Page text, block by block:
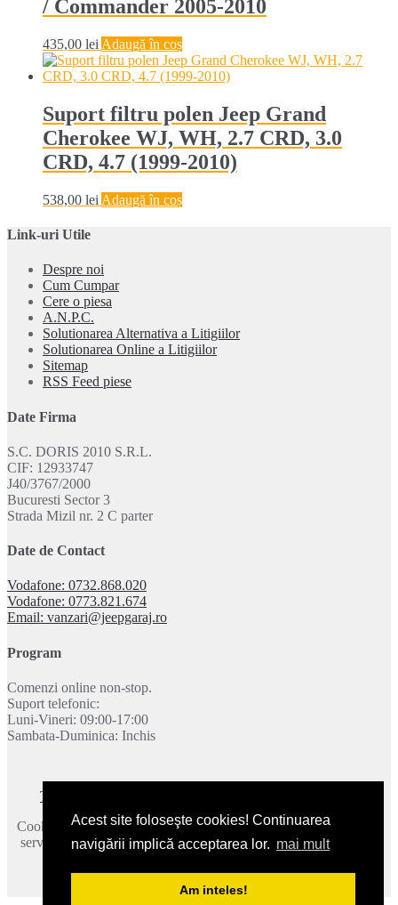
Acest site foloseşte cookies! Continuarea
navigării implică acceptarea lor. mai mult
Am inteles!
/ Commander 2005-2010
435,00 lei Adaugă în coș
Suport filtru polen Jeep Grand
Cherokee WJ, WH, 2.7 CRD, 3.0
CRD, 4.7 (1999-2010)
538,00 lei Adaugă în coș
Link-uri Utile
Despre noi
Cum Cumpar
Cere o piesa
A.N.P.C.
Solutionarea Alternativa a Litigiilor
Solutionarea Online a Litigiilor
Sitemap
RSS Feed piese
Date Firma
S.C. DORIS 2010 S.R.L.
CIF: 12933747
J40/3767/2000
Bucuresti Sector 3
Strada Mizil nr. 2 C parter
Date de Contact
Vodafone: 0732.868.020
Vodafone: 0773.821.674
Email: vanzari@jeepgaraj.ro
Program
Comenzi online non-stop.
Suport telefonic:
Luni-Vineri: 09:00-17:00
Sambata-Duminica: Inchis
Termeni si conditii
Cookie-urile ne ajuta sa oferim serviciile noastre. Utilizand aceste
servicii, acceptati modul in care utilizam cookie-urile.Mai multe
2026 © JeepGaraj.ro - Toate drepturile rezervate.